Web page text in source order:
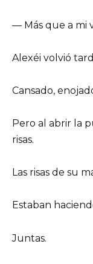
— Más que a mi
Alexéi volvió
Cansado,
Pero al abrir la
risas.
Las risas de su
Estaban
Juntas.